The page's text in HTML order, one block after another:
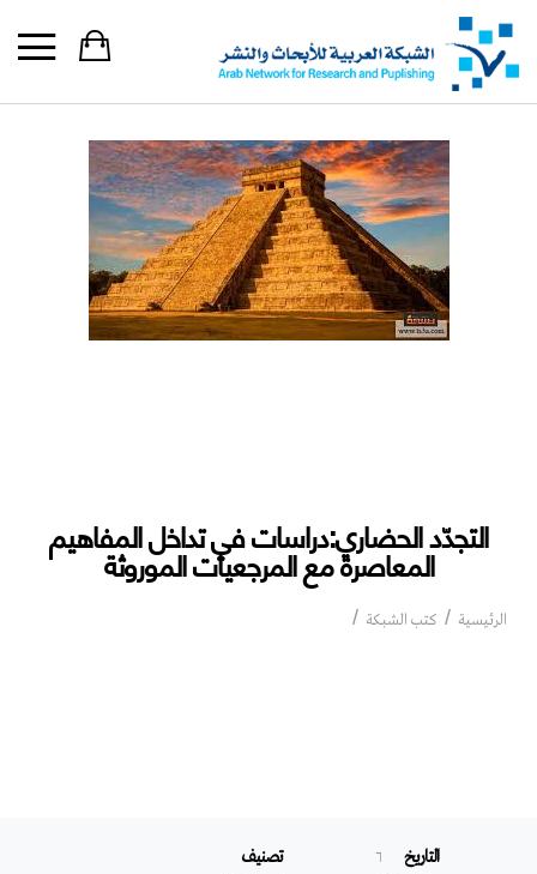
التجدّد الحضاري:دراسات في تداخل المفاهيم
المعاصرة مع المرجعيات الموروثة
الرئيسية كتب الشبكة
التاريخ
٦
تصنيف